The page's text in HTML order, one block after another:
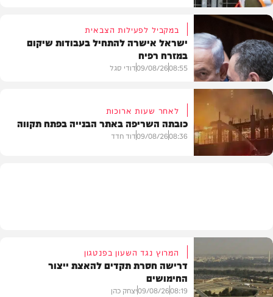
חרדים
חדשות
במקביל לפעילות הצבאית
ישראל אישרה להתחיל בעבודות שיקום
במזרח רפיח
08:55
09/08/26דודי סגל
לאחר שעות ארוכות
כובתה השריפה באתר הבנייה בפתח תקווה
08:36
09/08/26דוד חדד
המרוץ נגד השעון בפנטגון
דרישה חסרת תקדים להאצת ייצור
החימושים
08:19
09/08/26יצחק כהן